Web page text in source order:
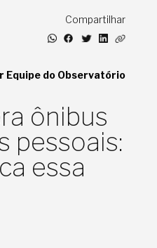
Compartilhar
Equipe do Observatório
ônibus
pessoais:
essa